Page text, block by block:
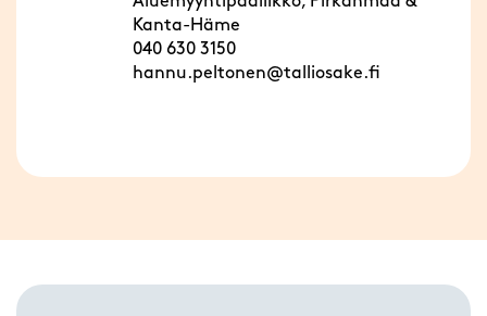
Kanta-Häme
040 630 3150
hannu.peltonen@talliosake.fi